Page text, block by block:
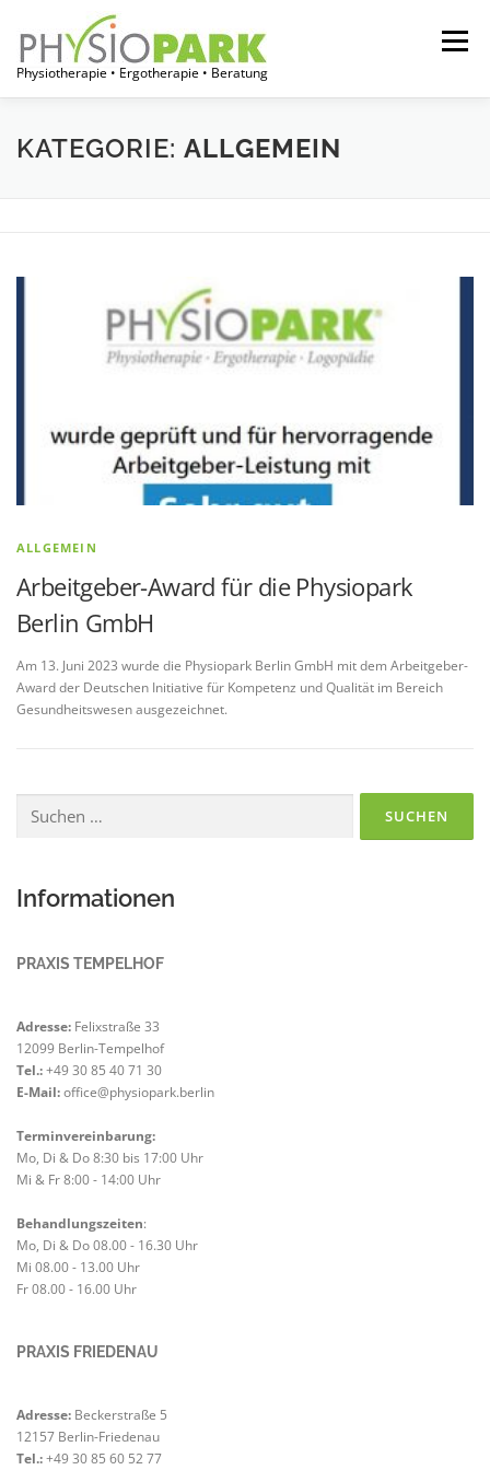
Inhalt
springen
Physiotherapie • Ergotherapie • Beratung
Menü
START JOBPORTAL FÜR THERAPEUTEN
KATEGORIE: ALLGEMEIN
ALLGEMEIN
Arbeitgeber-Award für die Physiopark
Berlin GmbH
Am 13. Juni 2023 wurde die Physiopark Berlin GmbH mit dem Arbeitgeber-
Award der Deutschen Initiative für Kompetenz und Qualität im Bereich
Gesundheitswesen ausgezeichnet.
nach:
Informationen
PRAXIS TEMPELHOF
Adresse: Felixstraße 33
12099 Berlin-Tempelhof
Tel.:+49 30 85 40 71 30
E-Mail:office@physiopark.berlin
Terminvereinbarung:
Mo, Di & Do 8:30 bis 17:00 Uhr
Mi & Fr 8:00 - 14:00 Uhr
Behandlungszeiten:
Mo, Di & Do 08.00 - 16.30 Uhr
Mi 08.00 - 13.00 Uhr
Fr 08.00 - 16.00 Uhr
PRAXIS FRIEDENAU
Adresse: Beckerstraße 5
12157 Berlin-Friedenau
Tel.:+49 30 85 60 52 77